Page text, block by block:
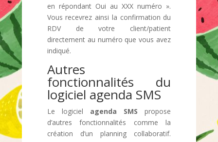
en répondant Oui au XXX numéro ».
Vous recevrez ainsi la confirmation du
RDV de votre client/patient
directement au numéro que vous avez
indiqué.
Autres
fonctionnalités du
logiciel agenda SMS
Le logiciel agenda SMSpropose
d’autres fonctionnalités comme la
création d’un planning collaboratif.